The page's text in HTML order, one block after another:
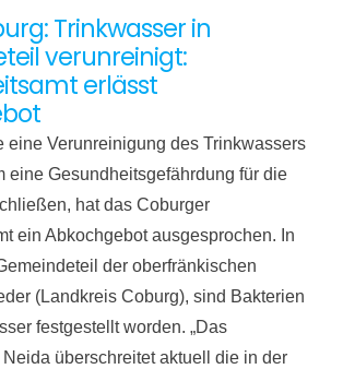
Trinkwasser in
verunreinigt:
erlässt
eine Verunreinigung des Trinkwassers
eine Gesundheitsgefährdung für die
hat das Coburger
ein Abkochgebot ausgesprochen. In
der oberfränkischen
(Landkreis Coburg), sind Bakterien
festgestellt worden. „Das
überschreitet aktuell die in der